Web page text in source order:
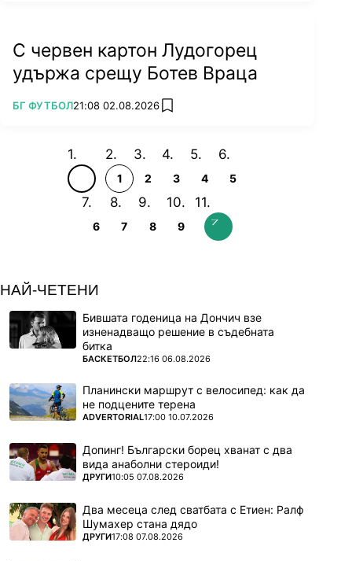
С червен картон Лудогорец
удържа срещу Ботев Враца
ПОВЕЧЕ ОТ
БГ ФУТБОЛ21:08 02.08.2026 add favorites
1 2 3 4 5
6 7 8 9
НАЙ-ЧЕТЕНИ
Бившата годеница на Дончич взе
изненадващо решение в съдебната
битка
ПОВЕЧЕ ОТ
БАСКЕТБОЛ22:16 06.08.2026
Планински маршрут с велосипед: как да
не подцените терена
ПОВЕЧЕ ОТ
ADVERTORIAL17:00 10.07.2026
Допинг! Български борец хванат с два
вида анаболни стероиди!
ПОВЕЧЕ ОТ
ДРУГИ10:05 07.08.2026
Два месеца след сватбата с Етиен: Ралф
Шумахер стана дядо
ПОВЕЧЕ ОТ
ДРУГИ17:08 07.08.2026